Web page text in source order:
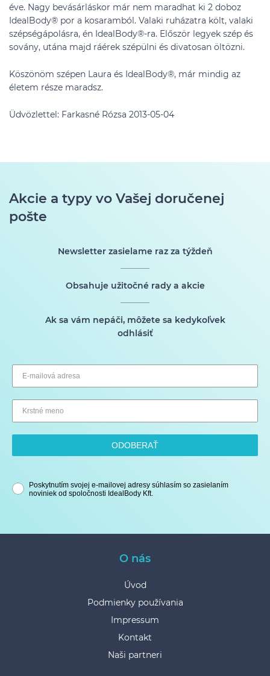
éve. Nagy bevásárláskor már nem maradhat ki 2 doboz
IdealBody® por a kosaramból. Valaki ruházatra költ, valaki
szépségápolásra, én IdealBody®-ra. Először legyek szép és
sovány, utána majd ráérek szépülni és divatosan öltözni.
Köszönöm szépen Laura és IdealBody®, már mindig az
életem része maradsz.
Üdvözlettel: Farkasné Rózsa 2013-05-04
Akcie a typy vo Vašej doručenej
pošte
Newsletter zasielame raz za týždeň
Obsahuje užitočné rady a akcie
Ak sa vám nepáči, môžete sa kedykoľvek
odhlásiť
ODOBERAŤ
Poskytnutím svojej e-mailovej adresy súhlasím so zasielaním
noviniek od spoločnosti IdealBody Kft.
O nás
Úvod
Podmienky používania
Impressum
Kontakt
Naši partneri